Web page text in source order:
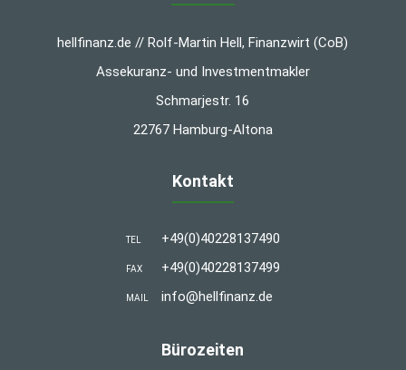
hellfinanz.de // Rolf-Martin Hell, Finanzwirt (CoB)
Assekuranz- und Investmentmakler
Schmarjestr. 16
22767 Hamburg-Altona
Kontakt
TEL +49(0)40228137490
FAX +49(0)40228137499
MAIL info@hellfinanz.de
Bürozeiten